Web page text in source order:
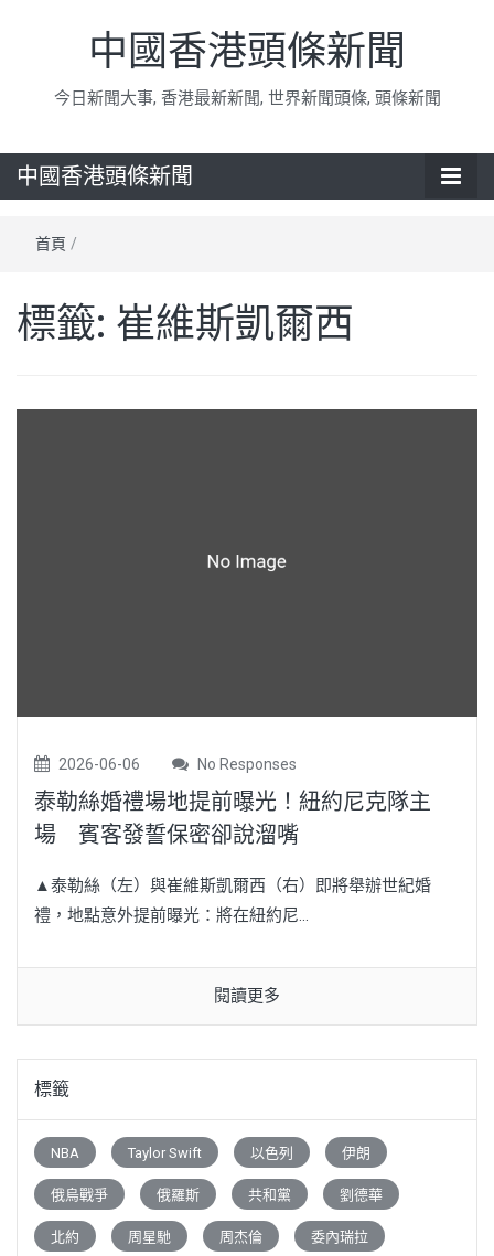
中國香港頭條新聞
今日新聞大事, 香港最新新聞, 世界新聞頭條, 頭條新聞
中國香港頭條新聞
首頁 /
標籤: 崔維斯凱爾西
2026-06-06 No Responses
泰勒絲婚禮場地提前曝光！紐約尼克隊主
場 賓客發誓保密卻說溜嘴
▲泰勒絲（左）與崔維斯凱爾西（右）即將舉辦世紀婚
禮，地點意外提前曝光：將在紐約尼...
閱讀更多
標籤
NBA Taylor Swift 以色列 伊朗
俄烏戰爭 俄羅斯 共和黨 劉德華
北約 周星馳 周杰倫 委內瑞拉